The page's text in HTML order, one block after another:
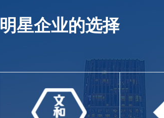
明星企业的选择